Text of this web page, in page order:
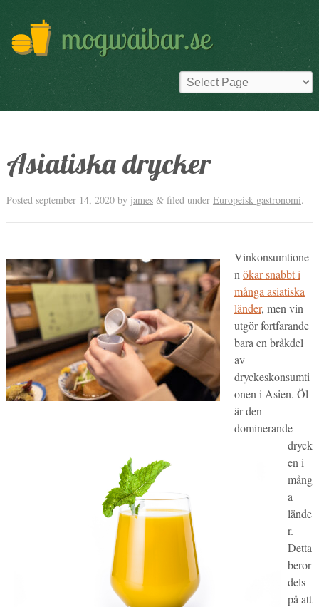
Asiatiska drycker
Posted september 14, 2020by james &filed under Europeisk gastronomi.
Vinkonsumtione
n ökar snabbt i
många asiatiska
länder, men vin
utgör fortfarande
bara en bråkdel
av
dryckeskonsumti
onen i Asien. Öl
är den
dominerande
dryck
en i
mång
a
lände
r.
Detta
beror
dels
på att